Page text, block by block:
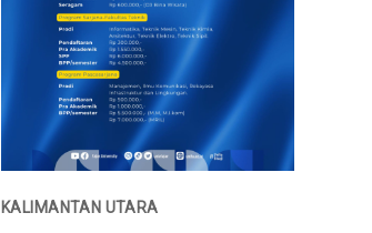
KALIMANTAN UTARA